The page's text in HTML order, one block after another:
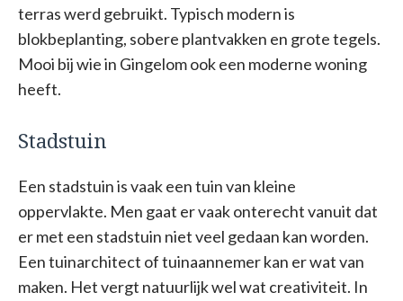
terras werd gebruikt. Typisch modern is
blokbeplanting, sobere plantvakken en grote tegels.
Mooi bij wie in Gingelom ook een moderne woning
heeft.
Stadstuin
Een stadstuin is vaak een tuin van kleine
oppervlakte. Men gaat er vaak onterecht vanuit dat
er met een stadstuin niet veel gedaan kan worden.
Een tuinarchitect of tuinaannemer kan er wat van
maken. Het vergt natuurlijk wel wat creativiteit. In